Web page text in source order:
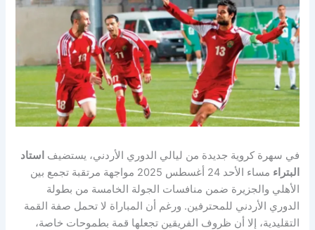
في سهرة كروية جديدة من ليالي الدوري الأردني، يستضيف استاد
البتراء
مساء الأحد 24 أغسطس 2025 مواجهة مرتقبة تجمع بين
الأهلي والجزيرة ضمن منافسات الجولة الخامسة من بطولة
الدوري الأردني للمحترفين. ورغم أن المباراة لا تحمل صفة القمة
التقليدية، إلا أن ظروف الفريقين تجعلها قمة بطموحات خاصة،